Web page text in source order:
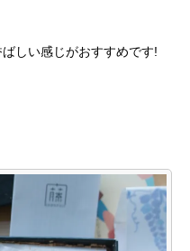
しい感じがおすすめです!